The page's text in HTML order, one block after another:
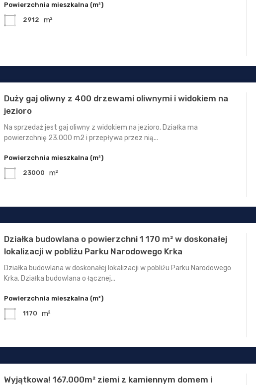
Powierzchnia mieszkalna (m²)
2912 m²
Duży gaj oliwny z 400 drzewami oliwnymi i widokiem na
jezioro
Na sprzedaż jest gaj oliwny z widokiem na jezioro. Działka ma
powierzchnię 23.000 m2 i przepływa przez nią...
Powierzchnia mieszkalna (m²)
23000 m²
Działka budowlana o powierzchni 1 170 m² w doskonałej
lokalizacji w pobliżu Parku Narodowego Krka
Działka budowlana w doskonałej lokalizacji w pobliżu Parku Narodowego
Krka. Działka budowlana o łącznej...
Powierzchnia mieszkalna (m²)
1170 m²
Wyjątkowa! 167.000m² ziemi z kamiennym domem i